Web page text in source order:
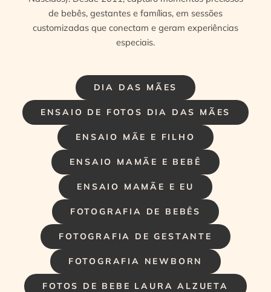
DIA DAS MÃES
ENSAIO DE FOTOS DIA DAS MÃES
ENSAIO MÃE E FILHO
ENSAIO MAMÃE E BEBÊ
ENSAIO MAMÃE E EU
FOTOGRAFIA DE BEBÊS
FOTOGRAFIA DE GESTANTE
FOTOGRAFIA NEWBORN
FOTOS DE BEBE LAURA ALZUETA
de bebês, gestantes e famílias, em sessões
customizadas que conectam e geram experiências
especiais.